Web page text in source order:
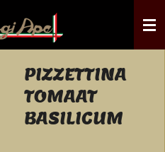
PIZZETTINA
TOMAAT
BASILICUM